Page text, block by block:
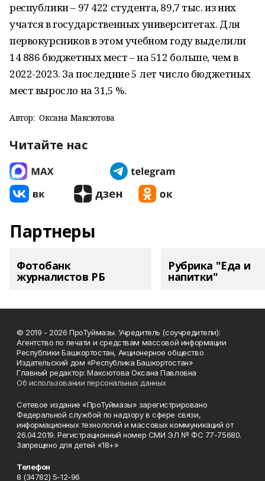
республики – 97 422 студента, 89,7 тыс. из них
учатся в государственных университетах. Для
первокурсников в этом учебном году выделили
14 886 бюджетных мест – на 512 больше, чем в
2022-2023. За последние 5 лет число бюджетных
мест выросло на 31,5 %.
Автор: Оксана Максютова
Читайте нас
Партнеры
Фотобанк
журналистов РБ
Рубрика "Еда и
напитки"
© 2019 - 2026 ПроТуймазы. Учредитель (соучредители):
Агентство по печати и средствам массовой информации
Республики Башкортостан, Акционерное общество
Издательский дом «Республика Башкортостан»
Главный редактор: Максютова Оксана Павловна
Об использовании персональных данных
Сетевое издание «ПроТуймазы» зарегистрировано
Федеральной службой по надзору в сфере связи,
информационных технологий и массовых коммуникаций от
26.04.2019. Регистрационный номер СМИ ЭЛ № ФС 77-75680.
Запрещено для детей «18+»
Телефон
8 (34782) 5-12-96